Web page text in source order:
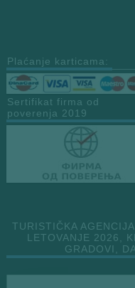
Plaćanje karticama:
Sertifikat firma od
poverenja 2019
TURISTIČKA
LETOVANJE 2026,
GRADOVI,